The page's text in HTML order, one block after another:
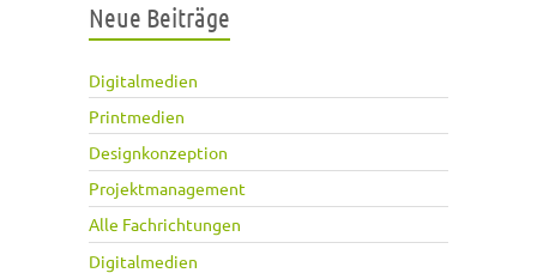
Neue Beiträge
Digitalmedien
Printmedien
Designkonzeption
Projektmanagement
Alle Fachrichtungen
Digitalmedien